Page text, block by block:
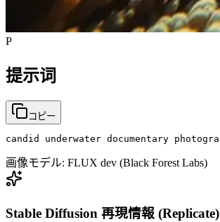
P
提示词
コピー
candid underwater documentary
画像モデル: FLUX dev (Black Forest Labs)
Stable Diffusion 再現情報 (Replicate)